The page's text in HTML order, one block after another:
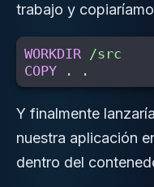
trabajo y
WORKDIR /src
COPY . .
Y finalmente
nuestra aplicación
dentro del